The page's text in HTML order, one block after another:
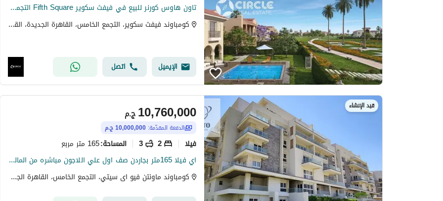
تاون هاوس كورنر للبيع في فيفث سكوير Fifth Square التجمع الخامس 2 غرف تشطيب كامل بالقرب من الـ AUC
كومباوند فيفث سكوير، التجمع الخامس، القاهرة الجديدة، القاهرة
الإيميل اتصل
قيد الإنشاء
ج.م10,760,000
الدفعة المقدّمة: 10,000,000 ج.م
فیلا 2
3 المساحة:165 متر مربع
اي فيلا 165متر بجاردن صف اول علي اللاجون مباشره من المالك مباشره باقل سعر موجود في السوق استلام اخر السنه بتقسيمه مميزه جدا داخل الكمبوند
كومباوند ماونتن فيو اى سيتي، التجمع الخامس، القاهرة الجديدة، القاهرة